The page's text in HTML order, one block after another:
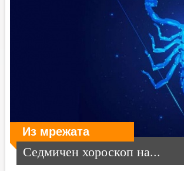
Из мрежата
Седмичен хороскоп на...